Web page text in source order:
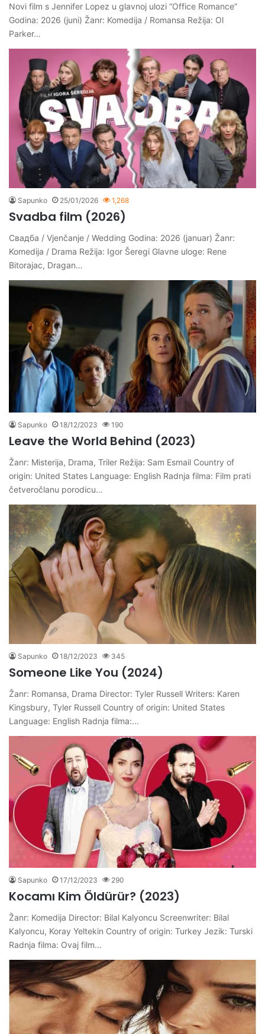
Novi film s Jennifer Lopez u glavnoj ulozi “Office Romance”
Godina: 2026 (juni) Žanr: Komedija / Romansa Režija: Ol
Parker…
Sapunko 25/01/2026 1,268
Svadba film (2026)
Свадба / Vjenčanje / Wedding Godina: 2026 (januar) Žanr:
Komedija / Drama Režija: Igor Šeregi Glavne uloge: Rene
Bitorajac, Dragan…
Sapunko 18/12/2023 190
Leave the World Behind (2023)
Žanr: Misterija, Drama, Triler Režija: Sam Esmail Country of
origin: United States Language: English Radnja filma: Film prati
četveročlanu porodicu…
Sapunko 18/12/2023 345
Someone Like You (2024)
Žanr: Romansa, Drama Director: Tyler Russell Writers: Karen
Kingsbury, Tyler Russell Country of origin: United States
Language: English Radnja filma:…
Sapunko 17/12/2023 290
Kocamı Kim Öldürür? (2023)
Žanr: Komedija Director: Bilal Kalyoncu Screenwriter: Bilal
Kalyoncu, Koray Yeltekin Country of origin: Turkey Jezik: Turski
Radnja filma: Ovaj film…